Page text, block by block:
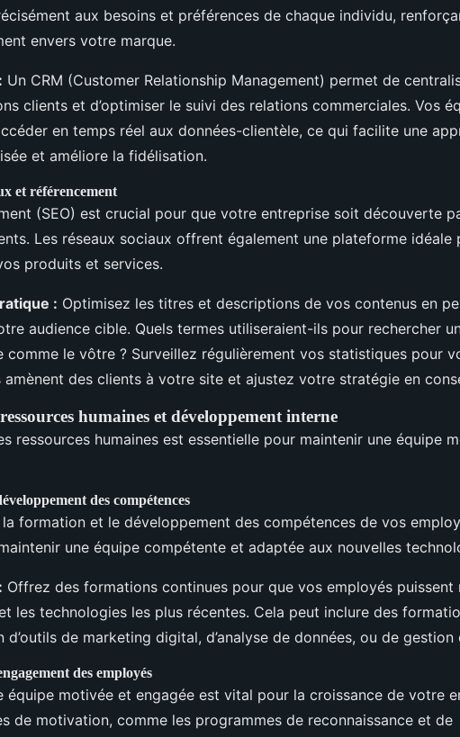
aux besoins et préférences de chaque individu,
envers votre marque.
Un CRM (Customer Relationship Management) permet de
clients et d’optimiser le suivi des relations commerciales. Vos
en temps réel aux données-clientèle, ce qui facilite une
et améliore la fidélisation.
et référencement
(SEO) est crucial pour que votre entreprise soit découverte
Les réseaux sociaux offrent également une plateforme idéale
produits et services.
: Optimisez les titres et descriptions de vos contenus en
audience cible. Quels termes utiliseraient-ils pour rechercher
comme le vôtre ? Surveillez régulièrement vos statistiques pour
amènent des clients à votre site et ajustez votre stratégie en
humaines et développement interne
ressources humaines est essentielle pour maintenir une équipe
des compétences
formation et le développement des compétences de vos
une équipe compétente et adaptée aux nouvelles
Offrez des formations continues pour que vos employés puissent
les technologies les plus récentes. Cela peut inclure des
d’outils de marketing digital, d’analyse de données, ou de
des employés
équipe motivée et engagée est vital pour la croissance de votre
de motivation, comme les programmes de reconnaissance et de